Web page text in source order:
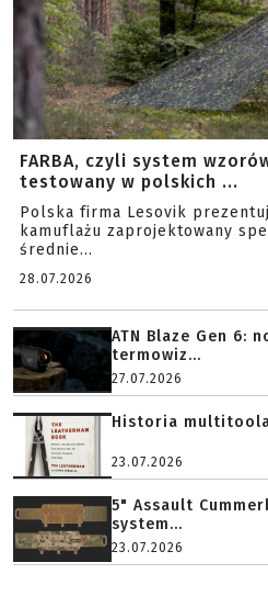
FARBA, czyli system
testowany w polskich ...
Polska firma Lesovik
kamuflażu zaprojektowany
średnie...
28.07.2026
ATN Blaze Gen 6:
termowiz...
27.07.2026
Historia
23.07.2026
5" Assault
system...
23.07.2026